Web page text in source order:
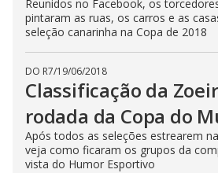
Reunidos no Facebook, os
pintaram as ruas, os carros e as
seleção canarinha na Copa de 2018
DO R7/19/06/2018
Classificação da
rodada da Copa do
Após todos as seleções estrearem
veja como ficaram os grupos da
vista do Humor Esportivo